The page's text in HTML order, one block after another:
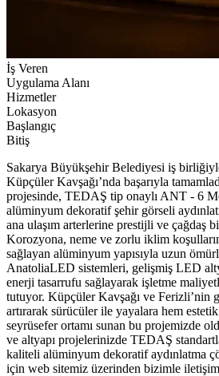
İş Veren
Uygulama Alanı
Hizmetler
Lokasyon
Başlangıç
Bitiş
Sakarya Büyükşehir Belediyesi iş
Küpçüler Kavşağı’nda başarıyla
projesinde, TEDAŞ tip onaylı ANT - 6
alüminyum dekoratif şehir görseli
ana ulaşım arterlerine prestijli ve çağdaş
Korozyona, neme ve zorlu iklim
sağlayan alüminyum yapısıyla uzun
AnatoliaLED sistemleri, gelişmiş LED
enerji tasarrufu sağlayarak işletme
tutuyor. Küpçüler Kavşağı ve Ferizli’nin
artırarak sürücüler ile yayalara hem
seyrüsefer ortamı sunan bu projemizde
ve altyapı projelerinizde TEDAŞ
kaliteli alüminyum dekoratif aydınlatma
için web sitemiz üzerinden bizimle